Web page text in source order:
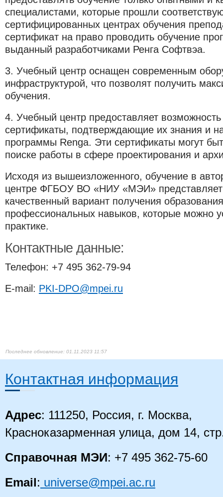
специалистами, которые прошли
сертифицированных центрах обучения
сертификат на право проводить обучение
выданный разработчиками Ренга Софтвэа.
3. Учебный центр оснащен современным
инфраструктурой, что позволят получить
обучения.
4. Учебный центр предоставляет возможность
сертификаты, подтверждающие их знания и
программы Renga. Эти сертификаты могут
поиске работы в сфере проектирования и
Исходя из вышеизложенного, обучение в
центре ФГБОУ ВО «НИУ «МЭИ»
качественный вариант получения
профессиональных навыков, которые можно
практике.
Контактные данные:
Телефон: +7 495 362-79-94
E-mail: PKI-DPO@mpei.ru​
01.11.2023 11:57
Контактная информация
Адрес: 111250, Россия, г. Москва,
Красноказарменная улица, дом 14,
Справочная МЭИ: +7 495 362-75-60
Email: universe@mpei.ac.ru